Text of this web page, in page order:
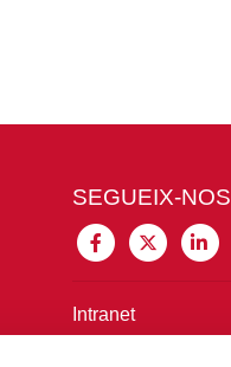
SEGUEIX-NOS
Intranet